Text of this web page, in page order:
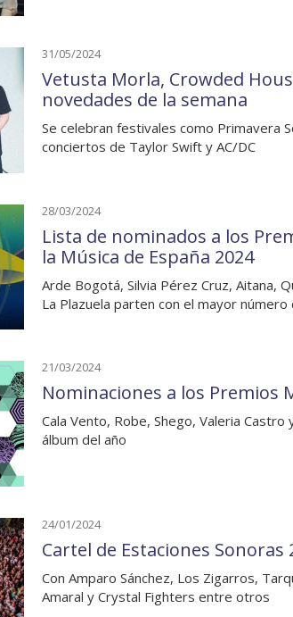
31/05/2024
Vetusta Morla, Crowded
novedades de la semana
Se celebran festivales como Primavera
conciertos de Taylor Swift y AC/DC
28/03/2024
Lista de nominados a los
la Música de España 2024
Arde Bogotá, Silvia Pérez Cruz, Aitana,
La Plazuela parten con el mayor número
21/03/2024
Nominaciones a los Premios
Cala Vento, Robe, Shego, Valeria
álbum del año
24/01/2024
Cartel de Estaciones Sonoras
Con Amparo Sánchez, Los Zigarros,
Amaral y Crystal Fighters entre otros